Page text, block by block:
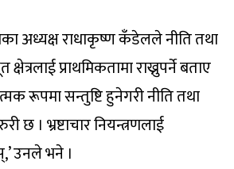
अध्यक्ष राधाकृष्ण कँडेलले नीति तथा
प्राथमिकतामा राख्नुपर्ने बताए
रूपमा सन्तुष्टि हुनेगरी नीति तथा
छ । भ्रष्टाचार नियन्त्रणलाई
उनले भने ।